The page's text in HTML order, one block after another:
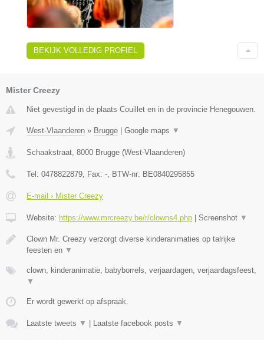
BEKIJK VOLLEDIG PROFIEL
Mister Creezy
Niet gevestigd in de plaats Couillet en in de provincie Henegouwen.
West-Vlaanderen » Brugge Google maps ▼
Schaakstraat, 8000 Brugge (West-Vlaanderen)
Tel: 0478822879, Fax: -, BTW-nr: BE0840295855
E-mail › Mister Creezy
Website: https://www.mrcreezy.be/r/clowns4.php Screenshot ▼
Clown Mr. Creezy verzorgt diverse kinderanimaties op talrijke
feesten en ▼
clown, kinderanimatie, babyborrels, verjaardagen, verjaardagsfeest,
▼
Er wordt gewerkt op afspraak.
Laatste tweets ▼ Laatste facebook posts ▼